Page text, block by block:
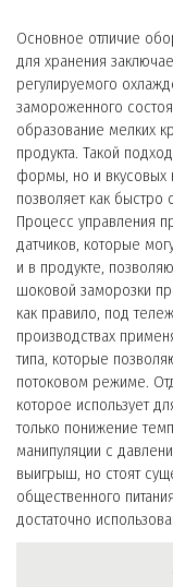
Основное отличие
для хранения
регулируемого
замороженного
образование мелких
продукта. Такой
формы, но и вкусовых
позволяет как быстро
Процесс управления
датчиков, которые
и в продукте,
шоковой заморозки
как правило, под
производствах
типа, которые
потоковом режиме.
которое использует
только понижение
манипуляции с
выигрыш, но стоят
общественного
достаточно